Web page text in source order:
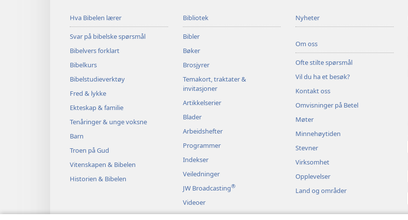
Hva Bibelen lærer
Svar på bibelske spørsmål
Bibelvers forklart
Bibelkurs
Bibelstudieverktøy
Fred & lykke
Ekteskap & familie
Tenåringer & unge voksne
Barn
Troen på Gud
Vitenskapen & Bibelen
Historien & Bibelen
Bibliotek
Bibler
Bøker
Brosjyrer
Temakort, traktater &
invitasjoner
Artikkelserier
Blader
Arbeidshefter
Programmer
Indekser
Veiledninger
JW Broadcasting®
Videoer
Musikk
Nyheter
Om oss
Ofte stilte spørsmål
Vil du ha et besøk?
Kontakt oss
Omvisninger på Betel
Møter
Minnehøytiden
Stevner
Virksomhet
Opplevelser
Land og områder